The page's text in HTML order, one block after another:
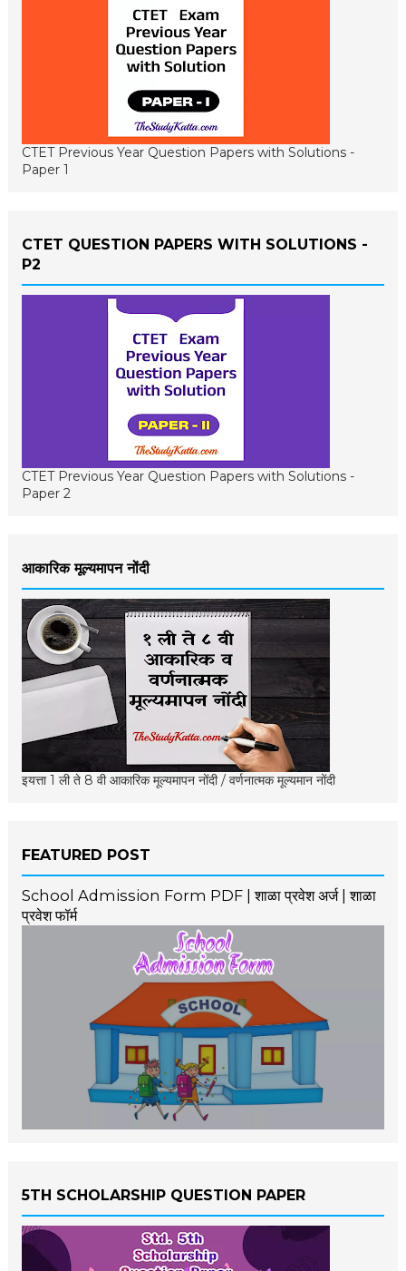
CTET Previous Year Question Papers with Solutions -
Paper 1
CTET QUESTION PAPERS WITH SOLUTIONS -
P2
CTET Previous Year Question Papers with Solutions -
Paper 2
आकारिक मूल्यमापन नोंदी
इयत्ता 1 ली ते 8 वी आकारिक मूल्यमापन नोंदी / वर्णनात्मक मूल्यमान नोंदी
FEATURED POST
School Admission Form PDF | शाळा प्रवेश अर्ज | शाळा
प्रवेश फॉर्म
5TH SCHOLARSHIP QUESTION PAPER